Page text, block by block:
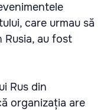
care urmau să
Rusia, au fost
Rus din
organizația are